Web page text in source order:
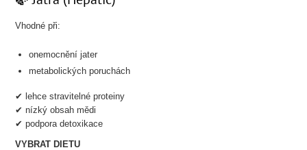
Vhodné při:
onemocnění jater
metabolických poruchách
✔ lehce stravitelné proteiny
✔ nízký obsah mědi
✔ podpora detoxikace
VYBRAT DIETU